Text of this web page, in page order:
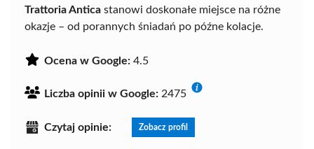
Trattoria Antica stanowi doskonałe miejsce na różne
okazje – od porannych śniadań po późne kolacje.
Ocena w Google: 4.5
Liczba opinii w Google: 2475
Czytaj opinie: Zobacz profil